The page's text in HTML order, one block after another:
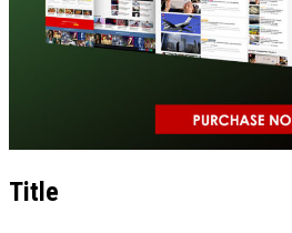
Title